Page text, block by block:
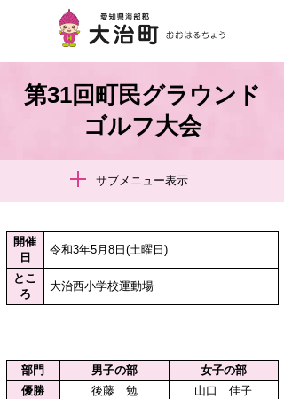
第31回町民グラウンド
ゴルフ大会
サブメニュー表示
開催
日
令和3年5月8日(土曜日)
とこ
ろ
大治西小学校運動場
部門 男子の部
女子の部
優勝
後藤 勉
山口 佳子